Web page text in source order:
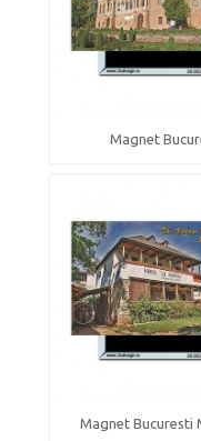
Magnet
Magnet Bucuresti